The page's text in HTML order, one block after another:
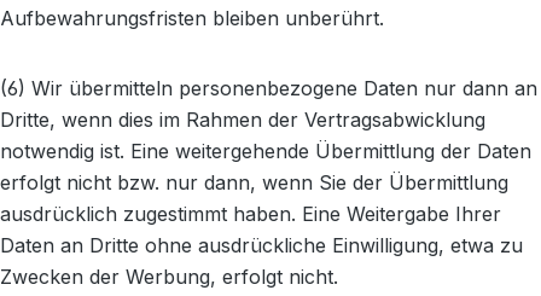
Aufbewahrungsfristen bleiben unberührt.
(6) Wir übermitteln personenbezogene Daten nur dann an
Dritte, wenn dies im Rahmen der Vertragsabwicklung
notwendig ist. Eine weitergehende Übermittlung der Daten
erfolgt nicht bzw. nur dann, wenn Sie der Übermittlung
ausdrücklich zugestimmt haben. Eine Weitergabe Ihrer
Daten an Dritte ohne ausdrückliche Einwilligung, etwa zu
Zwecken der Werbung, erfolgt nicht.